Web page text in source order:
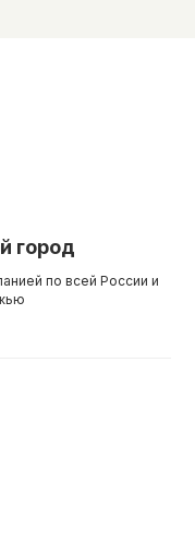
город
по всей России и